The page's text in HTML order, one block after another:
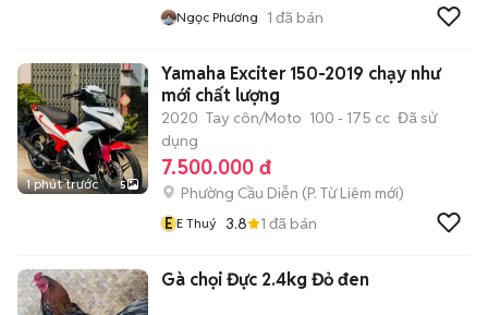
Ngọc Phương 1 đã bán
1 phút trước 5
Yamaha Exciter 150-2019 chạy như
mới chất lượng
2020 Tay côn/Moto 100 - 175 cc Đã sử
dụng
7.500.000 đ
Phường Cầu Diễn (P. Từ Liêm mới)
E E Thuý 3.8 1 đã bán
Gà chọi Đực 2.4kg Đỏ đen